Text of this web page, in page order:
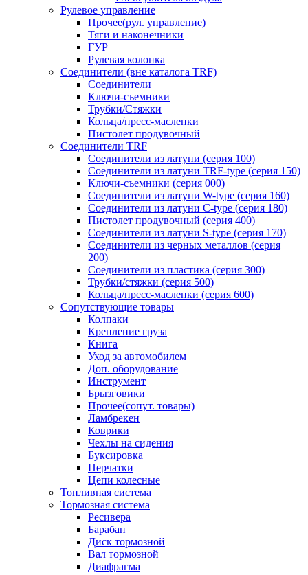
Рулевое управление
Прочее(рул. управление)
Тяги и наконечники
ГУР
Рулевая колонка
Соединители (вне каталога TRF)
Соединители
Ключи-cъемники
Трубки/Стяжки
Кольца/пресс-масленки
Пистолет продувочный
Соединители TRF
Соединители из латуни (серия 100)
Соединители из латуни TRF-type (серия 150)
Ключи-съемники (серия 000)
Соединители из латуни W-type (серия 160)
Соединители из латуни С-type (серия 180)
Пистолет продувочный (серия 400)
Соединители из латуни S-type (серия 170)
Соединители из черных металлов (серия
200)
Соединители из пластика (серия 300)
Трубки/стяжки (серия 500)
Кольца/пресс-масленки (серия 600)
Сопутствующие товары
Колпаки
Крепление груза
Книга
Уход за автомобилем
Доп. оборудование
Инструмент
Брызговики
Прочее(сопут. товары)
Ламбрекен
Коврики
Чехлы на сидения
Буксировка
Перчатки
Цепи колесные
Топливная система
Тормозная система
Ресивера
Барабан
Диск тормозной
Вал тормозной
Диафрагма